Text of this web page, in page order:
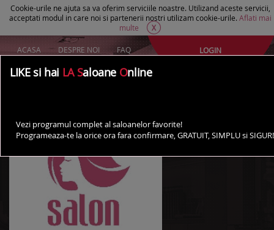
Cookie-urile ne ajuta sa va oferim serviciile noastre. Utilizand aceste servicii,
acceptati modul in care noi si partenerii nostri utilizam cookie-urile. Aflati mai
multe
X
ACASA DESPRE NOI FAQ
AI UN SALON?
LOGIN
LIKE si hai LA Saloane Online
Vezi programul complet al saloanelor favorite!
Programeaza-te la orice ora fara confirmare, GRATUIT, SIMPLU si SIGUR!